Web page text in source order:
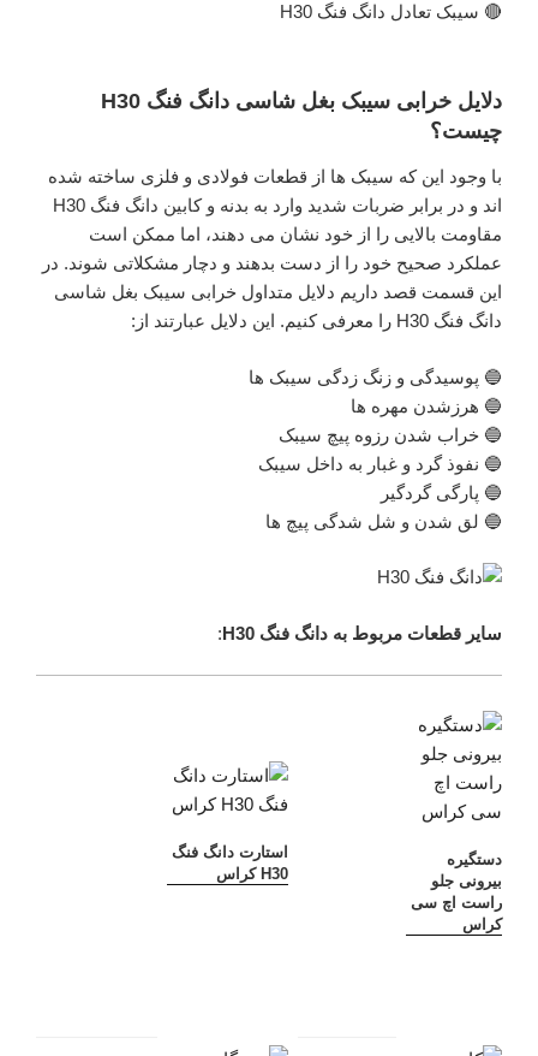
🔴 سیبک تعادل دانگ فنگ H30
دلایل خرابی سیبک بغل شاسی دانگ فنگ H30
چیست؟
با وجود این که سیبک ها از قطعات فولادی و فلزی ساخته شده
اند و در برابر ضربات شدید وارد به بدنه و کابین دانگ فنگ H30
مقاومت بالایی را از خود نشان می دهند، اما ممکن است
عملکرد صحیح خود را از دست بدهند و دچار مشکلاتی شوند. در
این قسمت قصد داریم دلایل متداول خرابی سیبک بغل شاسی
دانگ فنگ H30 را معرفی کنیم. این دلایل عبارتند از:
🔵 پوسیدگی و زنگ زدگی سیبک ها
🔵 هرزشدن مهره ها
🔵 خراب شدن رزوه پیچ سیبک
🔵 نفوذ گرد و غبار به داخل سیبک
🔵 پارگی گردگیر
🔵 لق شدن و شل شدگی پیچ ها
سایر قطعات مربوط به دانگ فنگ H30 :
دستگیره
بیرونی جلو
راست اچ سی
کراس
استارت دانگ فنگ
H30 کراس